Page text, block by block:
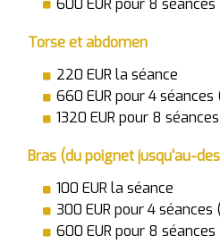
Torse et abdomen
220 EUR la séance
660 EUR pour 4
1320 EUR pour 8
Bras (du poignet jusqu'au-
100 EUR la séance
300 EUR pour 4
600 EUR pour 8